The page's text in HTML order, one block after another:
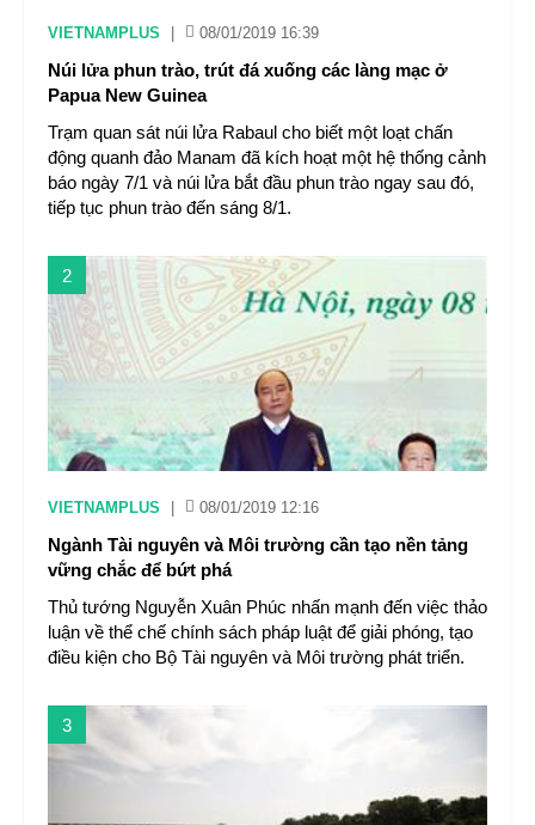
VIETNAMPLUS 08/01/2019 16:39
Núi lửa phun trào, trút đá xuống các làng mạc ở
Papua New Guinea
Trạm quan sát núi lửa Rabaul cho biết một loạt chấn
động quanh đảo Manam đã kích hoạt một hệ thống cảnh
báo ngày 7/1 và núi lửa bắt đầu phun trào ngay sau đó,
tiếp tục phun trào đến sáng 8/1.
2
VIETNAMPLUS 08/01/2019 12:16
Ngành Tài nguyên và Môi trường cần tạo nền tảng
vững chắc để bứt phá
Thủ tướng Nguyễn Xuân Phúc nhấn mạnh đến việc thảo
luận về thể chế chính sách pháp luật để giải phóng, tạo
điều kiện cho Bộ Tài nguyên và Môi trường phát triển.
3